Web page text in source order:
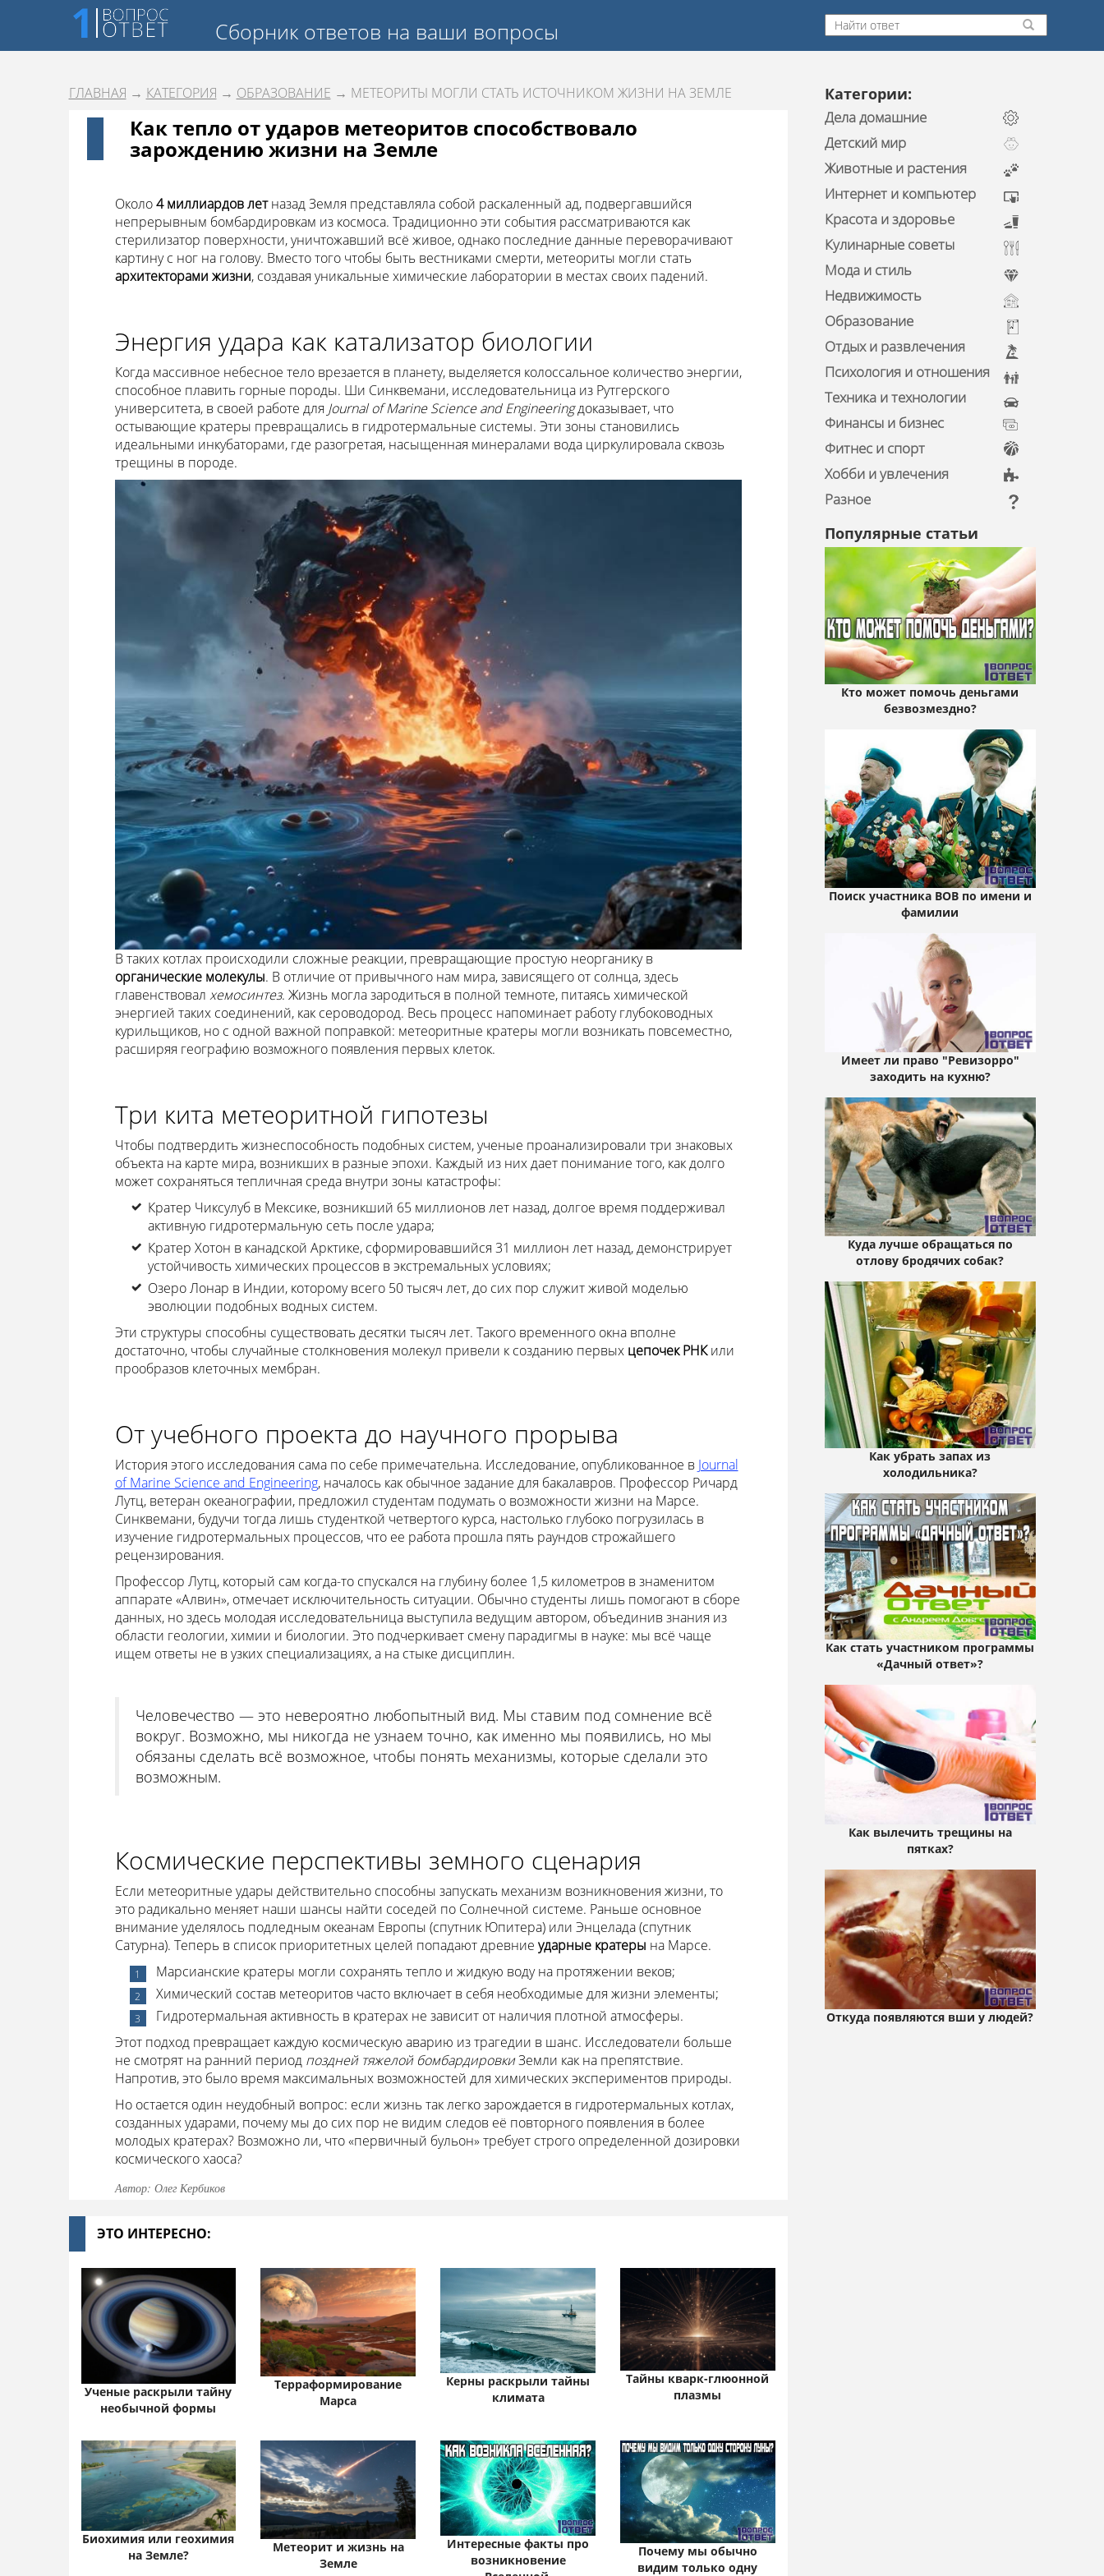
Сборник ответов на ваши вопросы
ГЛАВНАЯ → КАТЕГОРИЯ → ОБРАЗОВАНИЕ → МЕТЕОРИТЫ МОГЛИ СТАТЬ ИСТОЧНИКОМ ЖИЗНИ НА ЗЕМЛЕ
Как тепло от ударов метеоритов способствовало
зарождению жизни на Земле
Около4 миллиардов летназад Земля представляла собой раскаленный ад, подвергавшийся
непрерывным бомбардировкам из космоса. Традиционно эти события рассматриваются как
стерилизатор поверхности, уничтожавший всё живое, однако последние данные переворачивают
картину с ног на голову. Вместо того чтобы быть вестниками смерти, метеориты могли стать
архитекторами жизни, создавая уникальные химические лаборатории в местах своих падений.
Энергия удара как катализатор биологии
Когда массивное небесное тело врезается в планету, выделяется колоссальное количество энергии,
способное плавить горные породы. Ши Синквемани, исследовательница из Рутгерского
университета, в своей работе для Journal of Marine Science and Engineeringдоказывает, что
остывающие кратеры превращались в гидротермальные системы. Эти зоны становились
идеальными инкубаторами, где разогретая, насыщенная минералами вода циркулировала сквозь
трещины в породе.
В таких котлах происходили сложные реакции, превращающие простую неорганику в
органические молекулы. В отличие от привычного нам мира, зависящего от солнца, здесь
главенствовал хемосинтез. Жизнь могла зародиться в полной темноте, питаясь химической
энергией таких соединений, как сероводород. Весь процесс напоминает работу глубоководных
курильщиков, но с одной важной поправкой: метеоритные кратеры могли возникать повсеместно,
расширяя географию возможного появления первых клеток.
Три кита метеоритной гипотезы
Чтобы подтвердить жизнеспособность подобных систем, ученые проанализировали три знаковых
объекта на карте мира, возникших в разные эпохи. Каждый из них дает понимание того, как долго
может сохраняться тепличная среда внутри зоны катастрофы:
Кратер Чиксулуб в Мексике, возникший 65 миллионов лет назад, долгое время поддерживал
активную гидротермальную сеть после удара;
Кратер Хотон в канадской Арктике, сформировавшийся 31 миллион лет назад, демонстрирует
устойчивость химических процессов в экстремальных условиях;
Озеро Лонар в Индии, которому всего 50 тысяч лет, до сих пор служит живой моделью
эволюции подобных водных систем.
Эти структуры способны существовать десятки тысяч лет. Такого временного окна вполне
достаточно, чтобы случайные столкновения молекул привели к созданию первых цепочек РНКили
прообразов клеточных мембран.
От учебного проекта до научного прорыва
История этого исследования сама по себе примечательна. Исследование, опубликованное в Journal
of Marine Science and Engineering, началось как обычное задание для бакалавров. Профессор Ричард
Лутц, ветеран океанографии, предложил студентам подумать о возможности жизни на Марсе.
Синквемани, будучи тогда лишь студенткой четвертого курса, настолько глубоко погрузилась в
изучение гидротермальных процессов, что ее работа прошла пять раундов строжайшего
рецензирования.
Профессор Лутц, который сам когда-то спускался на глубину более 1,5 километров в знаменитом
аппарате «Алвин», отмечает исключительность ситуации. Обычно студенты лишь помогают в сборе
данных, но здесь молодая исследовательница выступила ведущим автором, объединив знания из
области геологии, химии и биологии. Это подчеркивает смену парадигмы в науке: мы всё чаще
ищем ответы не в узких специализациях, а на стыке дисциплин.
Человечество — это невероятно любопытный вид. Мы ставим под сомнение всё
вокруг. Возможно, мы никогда не узнаем точно, как именно мы появились, но мы
обязаны сделать всё возможное, чтобы понять механизмы, которые сделали это
возможным.
Космические перспективы земного сценария
Если метеоритные удары действительно способны запускать механизм возникновения жизни, то
это радикально меняет наши шансы найти соседей по Солнечной системе. Раньше основное
внимание уделялось подледным океанам Европы (спутник Юпитера) или Энцелада (спутник
Сатурна). Теперь в список приоритетных целей попадают древние ударные кратеры на Марсе.
Марсианские кратеры могли сохранять тепло и жидкую воду на протяжении веков;
Химический состав метеоритов часто включает в себя необходимые для жизни элементы;
Гидротермальная активность в кратерах не зависит от наличия плотной атмосферы.
Этот подход превращает каждую космическую аварию из трагедии в шанс. Исследователи больше
не смотрят на ранний период поздней тяжелой бомбардировкиЗемли как на препятствие.
Напротив, это было время максимальных возможностей для химических экспериментов природы.
Но остается один неудобный вопрос: если жизнь так легко зарождается в гидротермальных котлах,
созданных ударами, почему мы до сих пор не видим следов её повторного появления в более
молодых кратерах? Возможно ли, что «первичный бульон» требует строго определенной дозировки
космического хаоса?
Автор: Олег Кербиков
ЭТО ИНТЕРЕСНО:
Ученые раскрыли тайну
необычной формы
Терраформирование
Марса
Керны раскрыли тайны
климата
Тайны кварк-глюонной
плазмы
Биохимия или геохимия
на Земле?
Метеорит и жизнь на
Земле
Интересные факты про
возникновение
Почему мы обычно
видим только одну
Категории:
Дела домашние
Детский мир
Животные и растения
Интернет и компьютер
Красота и здоровье
Кулинарные советы
Мода и стиль
Недвижимость
Образование
Отдых и развлечения
Психология и отношения
Техника и технологии
Финансы и бизнес
Фитнес и спорт
Хобби и увлечения
Разное
Популярные статьи
Кто может помочь деньгами
безвозмездно?
Поиск участника ВОВ по имени и
фамилии
Имеет ли право "Ревизорро"
заходить на кухню?
Куда лучше обращаться по
отлову бродячих собак?
Как убрать запах из
холодильника?
Как стать участником программы
«Дачный ответ»?
Как вылечить трещины на
пятках?
Откуда появляются вши у людей?